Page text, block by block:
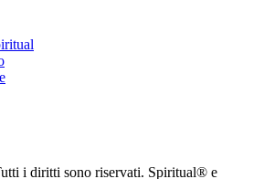
i diritti sono riservati. Spiritual® e